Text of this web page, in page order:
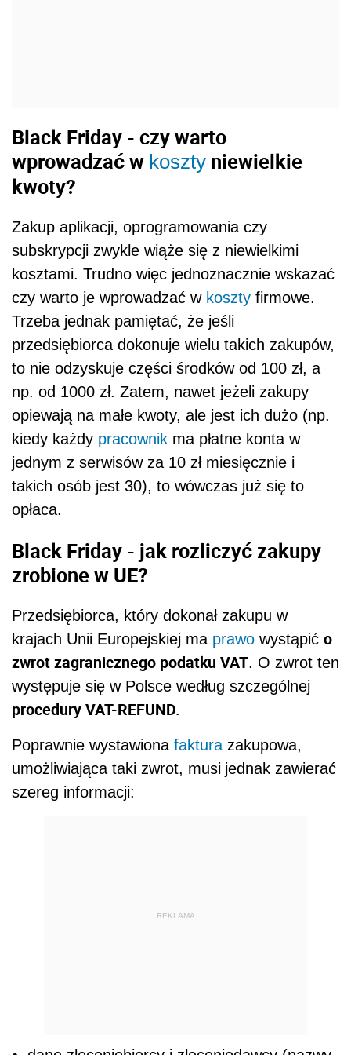
Black Friday - czy warto
wprowadzać w koszty niewielkie
kwoty?
Zakup aplikacji, oprogramowania czy
subskrypcji zwykle wiąże się z niewielkimi
kosztami. Trudno więc jednoznacznie wskazać
czy warto je wprowadzać w koszty firmowe.
Trzeba jednak pamiętać, że jeśli
przedsiębiorca dokonuje wielu takich zakupów,
to nie odzyskuje części środków od 100 zł, a
np. od 1000 zł. Zatem, nawet jeżeli zakupy
opiewają na małe kwoty, ale jest ich dużo (np.
kiedy każdy pracownik ma płatne konta w
jednym z serwisów za 10 zł miesięcznie i
takich osób jest 30), to wówczas już się to
opłaca.
Black Friday - jak rozliczyć zakupy
zrobione w UE?
Przedsiębiorca, który dokonał zakupu w
krajach Unii Europejskiej ma prawo wystąpić o
zwrot zagranicznego podatku VAT. O zwrot ten
występuje się w Polsce według szczególnej
procedury VAT-REFUND.
Poprawnie wystawiona fakturazakupowa,
umożliwiająca taki zwrot, musi jednak zawierać
szereg informacji:
REKLAMA